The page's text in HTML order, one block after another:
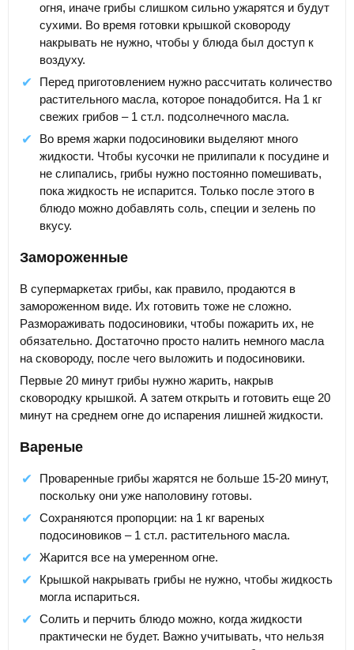
огня, иначе грибы слишком сильно ужарятся и будут
сухими. Во время готовки крышкой сковороду
накрывать не нужно, чтобы у блюда был доступ к
воздуху.
Перед приготовлением нужно рассчитать количество
растительного масла, которое понадобится. На 1 кг
свежих грибов – 1 ст.л. подсолнечного масла.
Во время жарки подосиновики выделяют много
жидкости. Чтобы кусочки не прилипали к посудине и
не слипались, грибы нужно постоянно помешивать,
пока жидкость не испарится. Только после этого в
блюдо можно добавлять соль, специи и зелень по
вкусу.
Замороженные
В супермаркетах грибы, как правило, продаются в
замороженном виде. Их готовить тоже не сложно.
Размораживать подосиновики, чтобы пожарить их, не
обязательно. Достаточно просто налить немного масла
на сковороду, после чего выложить и подосиновики.
Первые 20 минут грибы нужно жарить, накрыв
сковородку крышкой. А затем открыть и готовить еще 20
минут на среднем огне до испарения лишней жидкости.
Вареные
Проваренные грибы жарятся не больше 15-20 минут,
поскольку они уже наполовину готовы.
Сохраняются пропорции: на 1 кг вареных
подосиновиков – 1 ст.л. растительного масла.
Жарится все на умеренном огне.
Крышкой накрывать грибы не нужно, чтобы жидкость
могла испариться.
Солить и перчить блюдо можно, когда жидкости
практически не будет. Важно учитывать, что нельзя